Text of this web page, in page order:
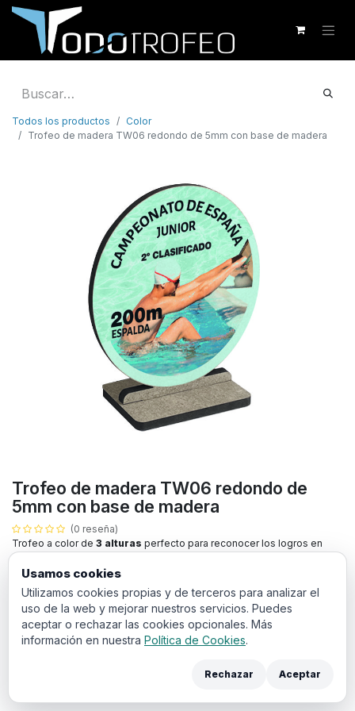
Todos los productos
Color
Trofeo de madera TW06 redondo de 5mm con base de madera
Trofeo de madera TW06 redondo de
5mm con base de madera
(0 reseña)
Trofeo a color de 3 alturas perfecto para reconocer los logros en
eventos deportivos, empresariales o culturales.
Todos los productos con impresión a color llevan un sobre
coste de puesta en máquinade 20€. El cual debe añadir a la
cesta en la siguiente pantalla de compra.
Usamos cookies
Utilizamos cookies propias y de terceros para analizar el
uso de la web y mejorar nuestros servicios. Puedes
aceptar o rechazar las cookies opcionales. Más
información en nuestra Política de Cookies.
Rechazar Aceptar